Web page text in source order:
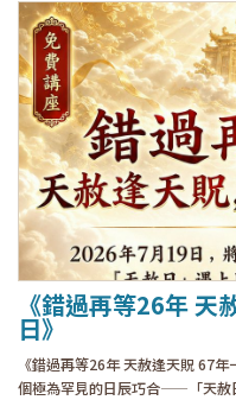
《錯過再等26年 天
日》
《錯過再等26年 天赦逢天貺 67
個極為罕見的日辰巧合——「天赦